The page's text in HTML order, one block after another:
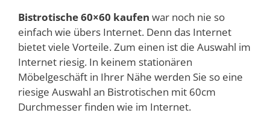
Bistrotische 60×60 kaufen war noch nie so
einfach wie übers Internet. Denn das Internet
bietet viele Vorteile. Zum einen ist die Auswahl im
Internet riesig. In keinem stationären
Möbelgeschäft in Ihrer Nähe werden Sie so eine
riesige Auswahl an Bistrotischen mit 60cm
Durchmesser finden wie im Internet.